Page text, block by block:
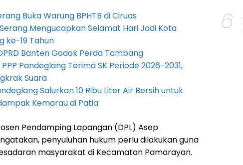
Buka Warung BPHTB di Ciruas
Mengucapkan Selamat Hari Jadi Kota
ke-19 Tahun
Banten Godok Perda Tambang
PPP Pandeglang Terima SK Periode 2026-2031,
Suara
Salurkan 10 Ribu Liter Air Bersih untuk
Kemarau di Patia
Pendamping Lapangan (DPL) Asep
penyuluhan hukum perlu dilakukan guna
masyarakat di Kecamatan Pamarayan.
6